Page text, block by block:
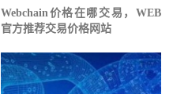
Webchain价格在哪交易，WEB
官方推荐交易价格网站